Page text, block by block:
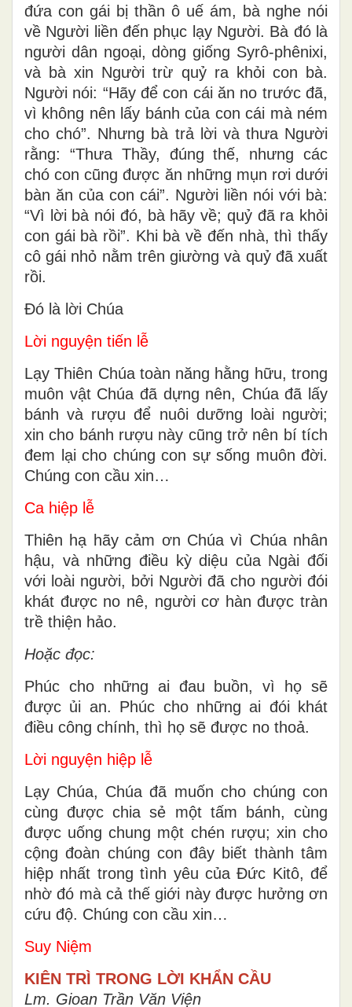
đứa con gái bị thần ô uế ám, bà nghe nói
về Người liền đến phục lạy Người. Bà đó là
người dân ngoại, dòng giống Syrô-phênixi,
và bà xin Người trừ quỷ ra khỏi con bà.
Người nói: “Hãy để con cái ăn no trước đã,
vì không nên lấy bánh của con cái mà ném
cho chó”. Nhưng bà trả lời và thưa Người
rằng: “Thưa Thầy, đúng thế, nhưng các
chó con cũng được ăn những mụn rơi dưới
bàn ăn của con cái”. Người liền nói với bà:
“Vì lời bà nói đó, bà hãy về; quỷ đã ra khỏi
con gái bà rồi”. Khi bà về đến nhà, thì thấy
cô gái nhỏ nằm trên giường và quỷ đã xuất
rồi.
Đó là lời Chúa
Lời nguyện tiến lễ
Lạy Thiên Chúa toàn năng hằng hữu, trong
muôn vật Chúa đã dựng nên, Chúa đã lấy
bánh và rượu để nuôi dưỡng loài người;
xin cho bánh rượu này cũng trở nên bí tích
đem lại cho chúng con sự sống muôn đời.
Chúng con cầu xin…
Ca hiệp lễ
Thiên hạ hãy cảm ơn Chúa vì Chúa nhân
hậu, và những điều kỳ diệu của Ngài đối
với loài người, bởi Người đã cho người đói
khát được no nê, người cơ hàn được tràn
trề thiện hảo.
Hoặc đọc:
Phúc cho những ai đau buồn, vì họ sẽ
được ủi an. Phúc cho những ai đói khát
điều công chính, thì họ sẽ được no thoả.
Lời nguyện hiệp lễ
Lạy Chúa, Chúa đã muốn cho chúng con
cùng được chia sẻ một tấm bánh, cùng
được uống chung một chén rượu; xin cho
cộng đoàn chúng con đây biết thành tâm
hiệp nhất trong tình yêu của Ðức Kitô, để
nhờ đó mà cả thế giới này được hưởng ơn
cứu độ. Chúng con cầu xin…
Suy Niệm
KIÊN TRÌ TRONG LỜI KHẨN CẦU
Lm. Gioan Trần Văn Viện